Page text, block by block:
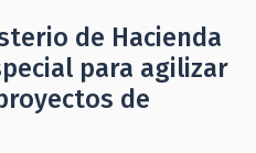
de Hacienda
para agilizar
de